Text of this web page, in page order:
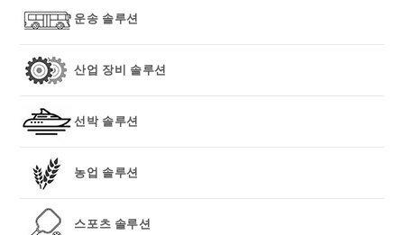
운송 솔루션
산업 장비 솔루션
선박 솔루션
농업 솔루션
스포츠 솔루션